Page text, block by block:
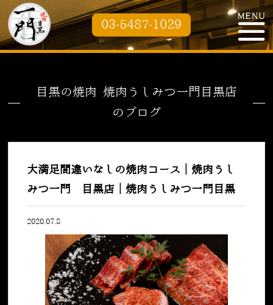
03-5487-1029
目黒の焼肉 焼肉うしみつ一門目黒店
のブログ
大満足間違いなしの焼肉コース｜焼肉うし
みつ一門 目黒店｜焼肉うしみつ一門目黒
2020.07.8